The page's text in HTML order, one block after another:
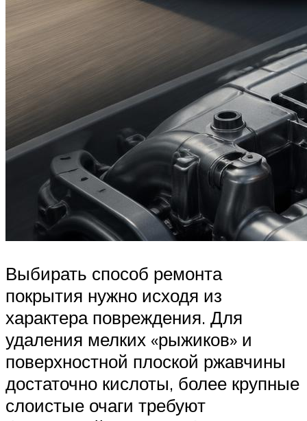
Выбирать способ ремонта
покрытия нужно исходя из
характера повреждения. Для
удаления мелких «рыжиков» и
поверхностной плоской ржавчины
достаточно кислоты, более крупные
слоистые очаги требуют